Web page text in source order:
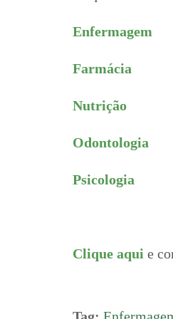
Enfermagem
Farmácia
Nutrição
Odontologia
Psicologia
Clique aqui e